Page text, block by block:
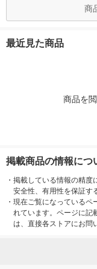
商
最近見た商品
商品を
掲載商品の情報につ
・ 掲載している情報の精度
安全性、有用性を保証す
・ 現在ご覧になっているペ
れています。ページに記
は、直接各ストアにお問